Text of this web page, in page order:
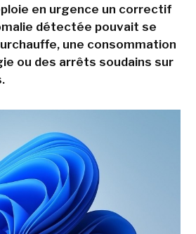
en urgence un correctif
détectée pouvait se
une consommation
ou des arrêts soudains sur